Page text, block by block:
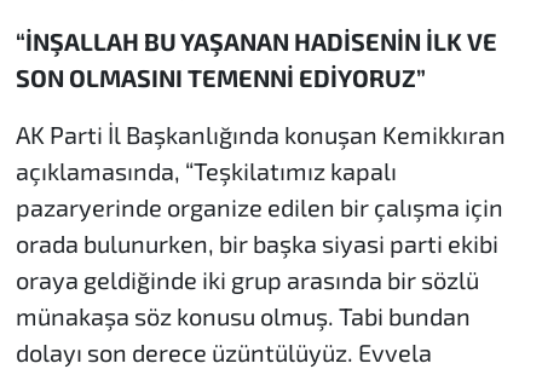
“İNŞALLAH BU YAŞANAN HADİSENİN İLK VE
SON OLMASINI TEMENNİ EDİYORUZ”
AK Parti İl Başkanlığında konuşan Kemikkıran
açıklamasında, “Teşkilatımız kapalı
pazaryerinde organize edilen bir çalışma için
orada bulunurken, bir başka siyasi parti ekibi
oraya geldiğinde iki grup arasında bir sözlü
münakaşa söz konusu olmuş. Tabi bundan
dolayı son derece üzüntülüyüz. Evvela